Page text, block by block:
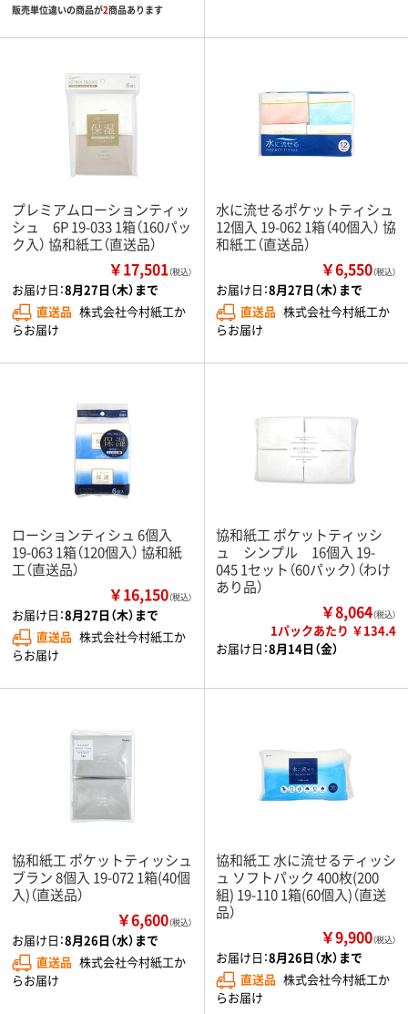
販売単位違いの商品が2商品あります
プレミアムローションティッ
シュ 6P 19-033 1箱（160パッ
ク入） 協和紙工（直送品）
￥17,501（税込）
お届け日：8月27日（木）まで
直送品 株式会社今村紙工か
らお届け
水に流せるポケットティシュ
12個入 19-062 1箱（40個入） 協
和紙工（直送品）
￥6,550（税込）
お届け日：8月27日（木）まで
直送品 株式会社今村紙工か
らお届け
ローションティシュ 6個入
19-063 1箱（120個入） 協和紙
工（直送品）
￥16,150（税込）
お届け日：8月27日（木）まで
直送品 株式会社今村紙工か
らお届け
協和紙工 ポケットティッシ
ュ シンプル 16個入 19-
045 1セット（60パック）（わけ
あり品）
￥8,064（税込）
1パックあたり ￥134.4
お届け日：8月14日（金）
協和紙工 ポケットティッシュ
ブラン 8個入 19-072 1箱(40個
入)（直送品）
￥6,600（税込）
お届け日：8月26日（水）まで
直送品 株式会社今村紙工か
らお届け
協和紙工 水に流せるティッシ
ュ ソフトパック 400枚(200
組) 19-110 1箱(60個入)（直送
品）
￥9,900（税込）
お届け日：8月26日（水）まで
直送品 株式会社今村紙工か
らお届け